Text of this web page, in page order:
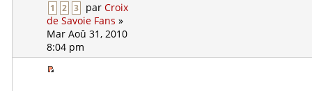
1 2 3 parCroix
de Savoie Fans »
Mar Aoû 31, 2010
8:04 pm